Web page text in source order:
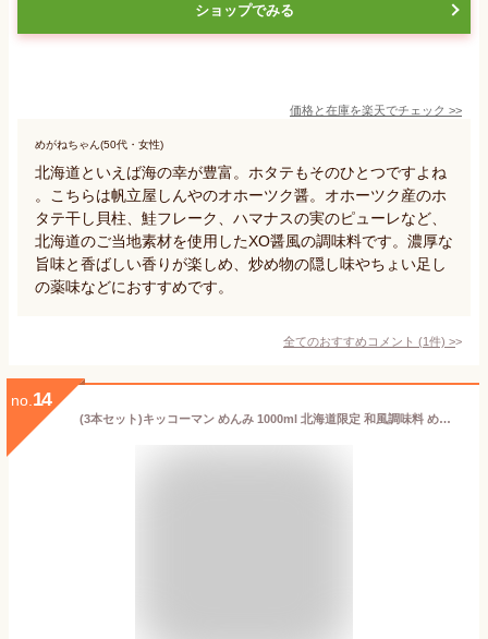
ショップでみる
価格と在庫を楽天でチェック >>
めがねちゃん(50代・女性)
北海道といえば海の幸が豊富。ホタテもそのひとつですよね
。こちらは帆立屋しんやのオホーツク醤。オホーツク産のホ
タテ干し貝柱、鮭フレーク、ハマナスの実のピューレなど、
北海道のご当地素材を使用したXO醤風の調味料です。濃厚な
旨味と香ばしい香りが楽しめ、炒め物の隠し味やちょい足し
の薬味などにおすすめです。
全てのおすすめコメント (1件) >
no. 14
(3本セット)キッコーマン めんみ 1000ml 北海道限定 和風調味料 めんつゆ 5倍濃縮 濃縮つゆ 蕎麦 うどん 素麺 天つゆ 丼物 煮物 鍋にも (ラッピング不可)(熨斗対応不可)（デジタルライフ）